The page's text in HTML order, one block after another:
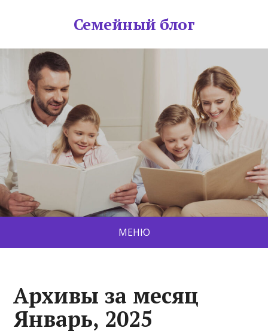
Семейный блог
МЕНЮ
Архивы за месяц
Январь, 2025